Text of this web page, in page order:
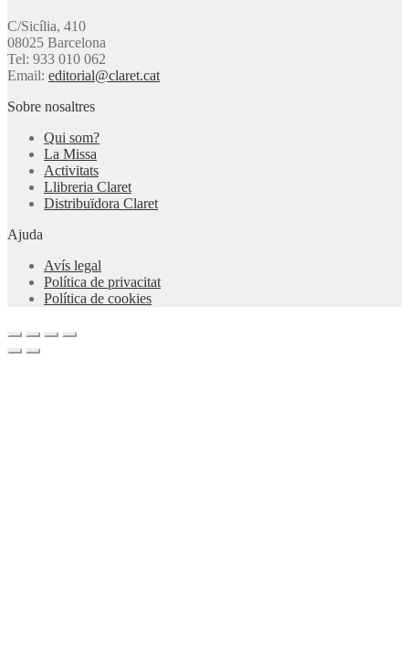
C/Sicília, 410
08025 Barcelona
Tel: 933 010 062
Email: editorial@claret.cat
Sobre nosaltres
Qui som?
La Missa
Activitats
Llibreria Claret
Distribuïdora Claret
Ajuda
Avís legal
Política de privacitat
Política de cookies